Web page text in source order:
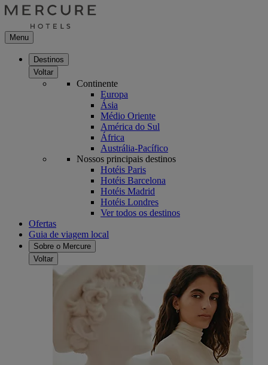
Menu
Destinos
Voltar
Continente
Europa
Ásia
Médio Oriente
América do Sul
África
Austrália-Pacífico
Nossos principais destinos
Hotéis Paris
Hotéis Barcelona
Hotéis Madrid
Hotéis Londres
Ver todos os destinos
Ofertas
Guia de viagem local
Sobre o Mercure
Voltar